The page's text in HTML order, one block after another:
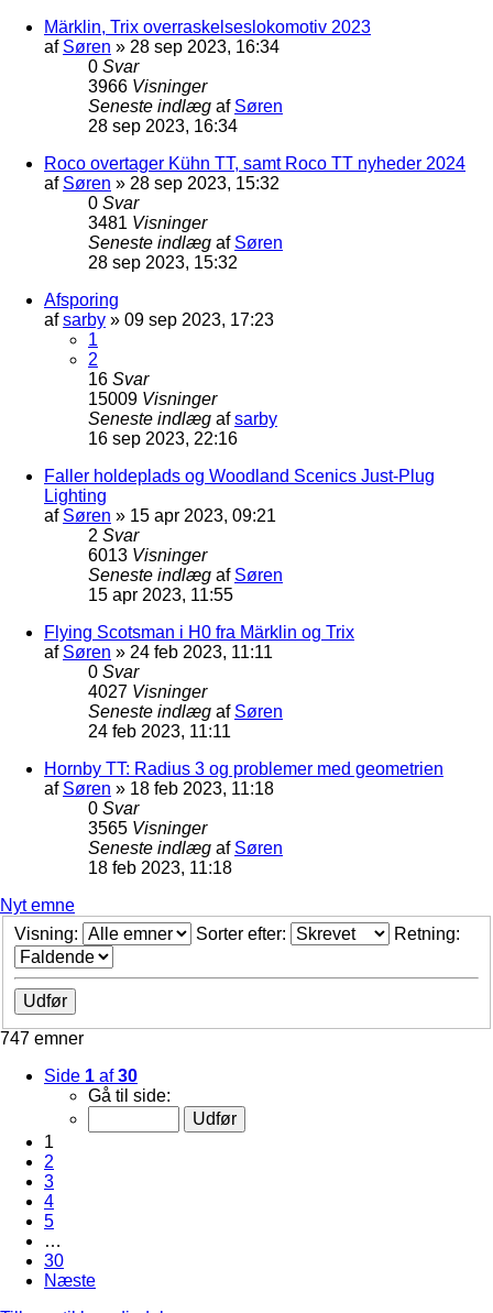
Märklin, Trix overraskelseslokomotiv 2023
af Søren » 28 sep 2023, 16:34
0 Svar
3966 Visninger
Seneste indlæg af Søren
28 sep 2023, 16:34
Roco overtager Kühn TT, samt Roco TT nyheder 2024
af Søren » 28 sep 2023, 15:32
0 Svar
3481 Visninger
Seneste indlæg af Søren
28 sep 2023, 15:32
Afsporing
afsarby » 09 sep 2023, 17:23
1
2
16 Svar
15009 Visninger
Seneste indlæg afsarby
16 sep 2023, 22:16
Faller holdeplads og Woodland Scenics Just-Plug
Lighting
af Søren » 15 apr 2023, 09:21
2 Svar
6013 Visninger
Seneste indlæg af Søren
15 apr 2023, 11:55
Flying Scotsman i H0 fra Märklin og Trix
af Søren » 24 feb 2023, 11:11
0 Svar
4027 Visninger
Seneste indlæg af Søren
24 feb 2023, 11:11
Hornby TT: Radius 3 og problemer med geometrien
af Søren » 18 feb 2023, 11:18
0 Svar
3565 Visninger
Seneste indlæg af Søren
18 feb 2023, 11:18
Nyt emne
Visning:
Sorter efter: Retning:
747 emner
Side 1 af30
Gå til side:
1
2
3
4
5
…
30
Næste